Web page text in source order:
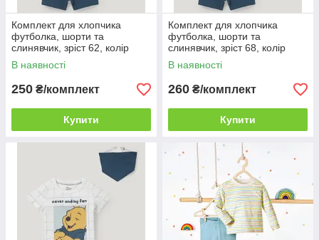
Комплект для хлопчика
футболка, шорти та
слинявчик, зріст 62, колір
молочний, морський
В наявності
250 ₴/комплект
Купити
Комплект для хлопчика
футболка, шорти та
слинявчик, зріст 68, колір
молочний, морський
В наявності
260 ₴/комплект
Купити